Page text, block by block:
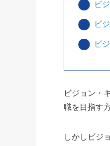
ビ
ビ
ビ
ビジョン・
職を目指す
しかしビジ